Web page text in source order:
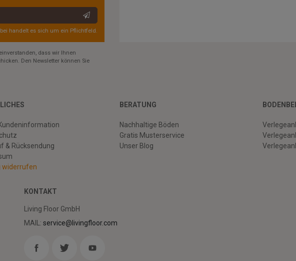
handelt es sich um ein Pflichtfeld.
dass wir Ihnen
Den Newsletter können Sie
& Rücksendung
widerrufen
BERATUNG
Nachhaltige Böden
Gratis Musterservice
Unser Blog
KONTAKT
Living Floor GmbH
MAIL:service@livingfloor.com